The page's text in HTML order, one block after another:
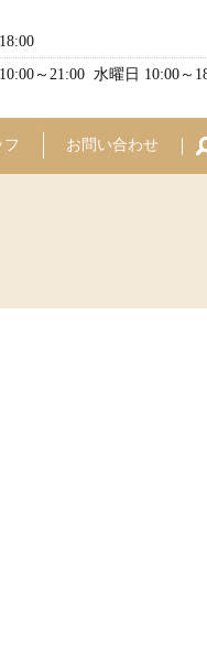
～21:00 水曜日 10:00～
フ お問い合わせ